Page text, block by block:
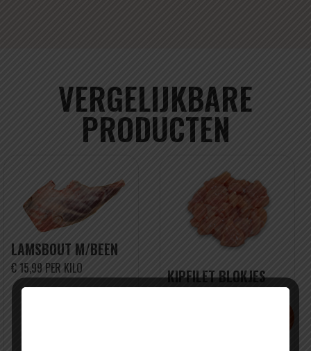
VERGELIJKBARE
PRODUCTEN
LAMSBOUT M/BEEN
€ 15,99 PER KILO KIPFILET BLOKJES